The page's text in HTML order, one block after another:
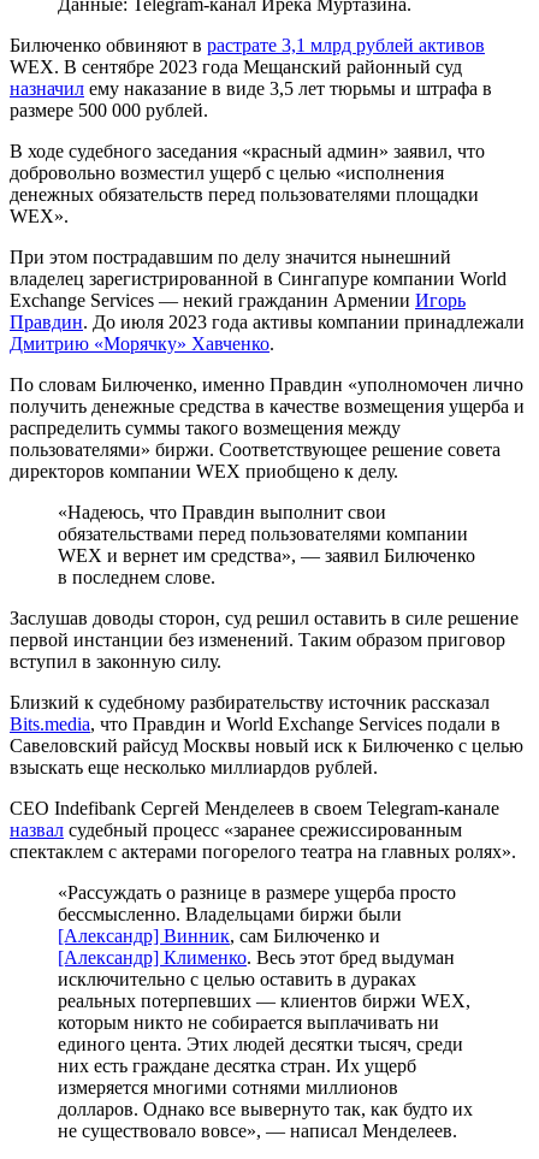
Билюченко обвиняют в растрате 3,1 млрд рублей активов
WEX. В сентябре 2023 года Мещанский районный суд
назначил ему наказание в виде 3,5 лет тюрьмы и штрафа в
размере 500 000 рублей.
В ходе судебного заседания «красный админ» заявил, что
добровольно возместил ущерб с целью «исполнения
денежных обязательств перед пользователями площадки
WEX».
При этом пострадавшим по делу значится нынешний
владелец зарегистрированной в Сингапуре компании World
Exchange Services — некий гражданин Армении Игорь
Правдин. До июля 2023 года активы компании принадлежали
Дмитрию «Морячку» Хавченко.
По словам Билюченко, именно Правдин «уполномочен лично
получить денежные средства в качестве возмещения ущерба и
распределить суммы такого возмещения между
пользователями» биржи. Соответствующее решение совета
директоров компании WEX приобщено к делу.
«Надеюсь, что Правдин выполнит свои
обязательствами перед пользователями компании
WEX и вернет им средства», — заявил Билюченко
в последнем слове.
Заслушав доводы сторон, суд решил оставить в силе решение
первой инстанции без изменений. Таким образом приговор
вступил в законную силу.
Близкий к судебному разбирательству источник рассказал
Bits.media, что Правдин и World Exchange Services подали в
Савеловский райсуд Москвы новый иск к Билюченко с целью
взыскать еще несколько миллиардов рублей.
CEO Indefibank Сергей Менделеев в своем Telegram-канале
назвал судебный процесс «заранее срежиссированным
спектаклем с актерами погорелого театра на главных ролях».
«Рассуждать о разнице в размере ущерба просто
бессмысленно. Владельцами биржи были
[Александр] Винник, сам Билюченко и
[Александр] Клименко. Весь этот бред выдуман
исключительно с целью оставить в дураках
реальных потерпевших — клиентов биржи WEX,
которым никто не собирается выплачивать ни
единого цента. Этих людей десятки тысяч, среди
них есть граждане десятка стран. Их ущерб
измеряется многими сотнями миллионов
долларов. Однако все вывернуто так, как будто их
не существовало вовсе», — написал Менделеев.